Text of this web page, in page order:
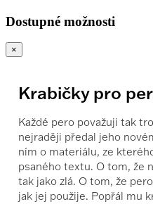
Dostupné možnosti
×